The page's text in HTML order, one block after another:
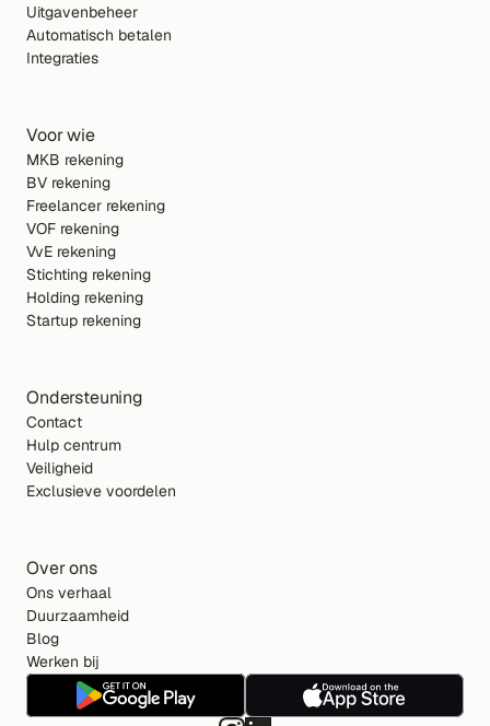
Uitgavenbeheer
Automatisch betalen
Integraties
Voor wie
MKB rekening
BV rekening
Freelancer rekening
VOF rekening
VvE rekening
Stichting rekening
Holding rekening
Startup rekening
Ondersteuning
Contact
Hulp centrum
Veiligheid
Exclusieve voordelen
Over ons
Ons verhaal
Duurzaamheid
Blog
Werken bij